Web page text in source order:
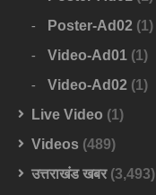
Poster-Ad02 (1)
Video-Ad01 (1)
Video-Ad02 (1)
Live Video (1)
Videos (489)
उत्तराखंड खबर(3,493)